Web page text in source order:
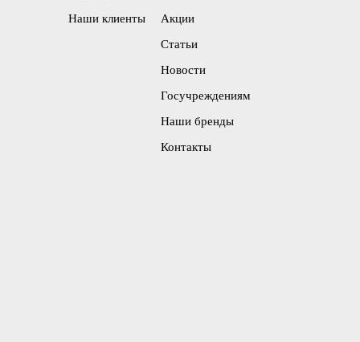
Наши клиенты
Акции
Статьи
Новости
Госучреждениям
Наши бренды
Контакты